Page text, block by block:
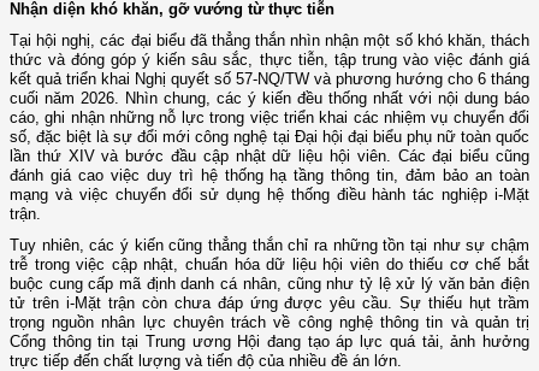
Nhận diện khó khăn, gỡ vướng từ thực tiễn
Tại hội nghị, các đại biểu đã thẳng thắn nhìn nhận một số khó khăn, thách
thức và đóng góp ý kiến sâu sắc, thực tiễn, tập trung vào việc đánh giá
kết quả triển khai Nghị quyết số 57-NQ/TW và phương hướng cho 6 tháng
cuối năm 2026. Nhìn chung, các ý kiến đều thống nhất với nội dung báo
cáo, ghi nhận những nỗ lực trong việc triển khai các nhiệm vụ chuyển đổi
số, đặc biệt là sự đổi mới công nghệ tại Đại hội đại biểu phụ nữ toàn quốc
lần thứ XIV và bước đầu cập nhật dữ liệu hội viên. Các đại biểu cũng
đánh giá cao việc duy trì hệ thống hạ tầng thông tin, đảm bảo an toàn
mạng và việc chuyển đổi sử dụng hệ thống điều hành tác nghiệp i-Mặt
trận.
Tuy nhiên, các ý kiến cũng thẳng thắn chỉ ra những tồn tại như sự chậm
trễ trong việc cập nhật, chuẩn hóa dữ liệu hội viên do thiếu cơ chế bắt
buộc cung cấp mã định danh cá nhân, cũng như tỷ lệ xử lý văn bản điện
tử trên i-Mặt trận còn chưa đáp ứng được yêu cầu. Sự thiếu hụt trầm
trọng nguồn nhân lực chuyên trách về công nghệ thông tin và quản trị
Cổng thông tin tại Trung ương Hội đang tạo áp lực quá tải, ảnh hưởng
trực tiếp đến chất lượng và tiến độ của nhiều đề án lớn.